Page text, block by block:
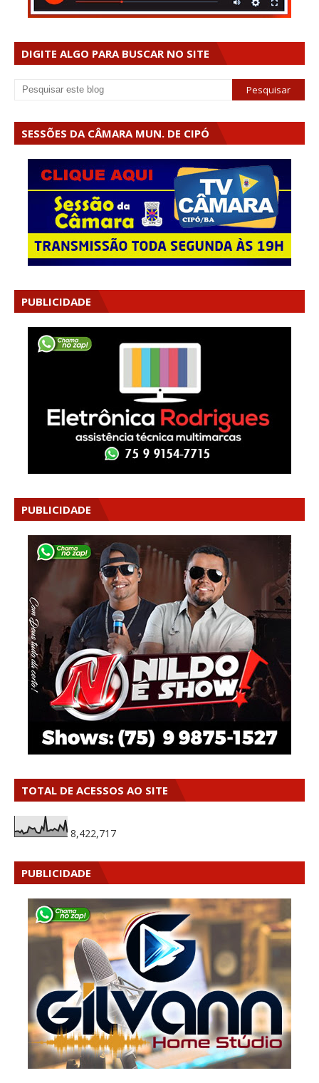
DIGITE ALGO PARA BUSCAR NO SITE
SESSÕES DA CÂMARA MUN. DE CIPÓ
PUBLICIDADE
PUBLICIDADE
TOTAL DE ACESSOS AO SITE
8,422,717
PUBLICIDADE